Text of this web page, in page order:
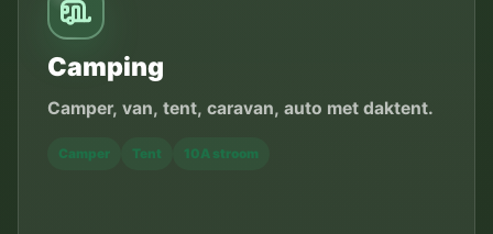
Camping
Camper, van, tent, caravan, auto met daktent.
Camper Tent 10A stroom